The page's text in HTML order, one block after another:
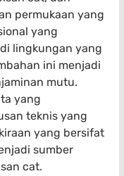
permukaan yang
yang
lingkungan yang
ini menjadi
mutu.
yang
teknis yang
yang bersifat
sumber
cat.